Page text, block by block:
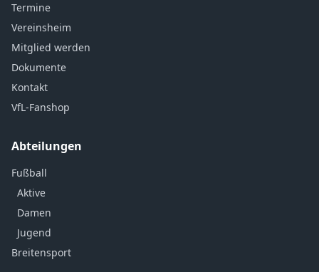
Termine
Vereinsheim
Mitglied werden
Dokumente
Kontakt
VfL-Fanshop
Abteilungen
Fußball
Aktive
Damen
Jugend
Breitensport